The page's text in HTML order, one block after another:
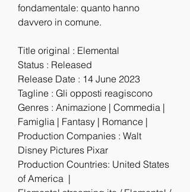
fondamentale: quanto hanno
davvero in comune.
Title original : Elemental
Status : Released
Release Date : 14 June 2023
Tagline : Gli opposti reagiscono
Genres : Animazione | Commedia |
Famiglia | Fantasy | Romance |
Production Companies : Walt
Disney Pictures Pixar
Production Countries: United States
of America  |